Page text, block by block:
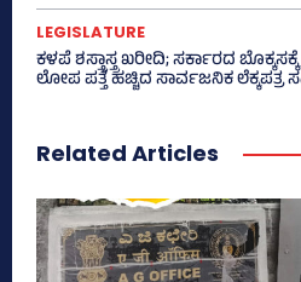
LEGISLATURE
ಕಳಪೆ ಶಸ್ತ್ರಾಸ್ತ್ರ ಖರೀದಿ; ಸರ್ಕಾರದ
ಲೋಪ ಪತ್ತೆ ಹಚ್ಚಿದ ಸಾರ್ವಜನಿಕ
Related Articles